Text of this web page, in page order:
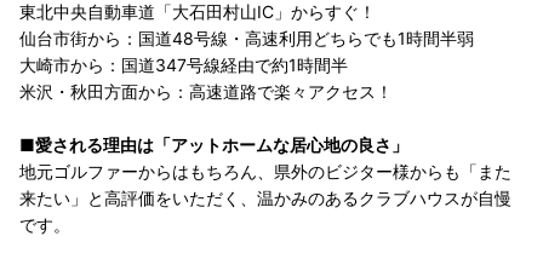
東北中央自動車道「大石田村山IC」からすぐ！
仙台市街から：国道48号線・高速利用どちらでも1時間半弱
大崎市から：国道347号線経由で約1時間半
米沢・秋田方面から：高速道路で楽々アクセス！
■愛される理由は「アットホームな居心地の良さ」
地元ゴルファーからはもちろん、県外のビジター様からも「また
来たい」と高評価をいただく、温かみのあるクラブハウスが自慢
です。